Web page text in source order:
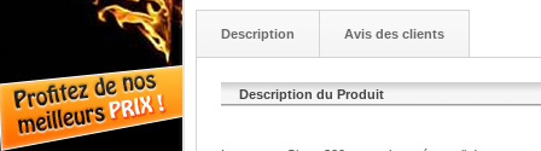
Description Avis des clients
Description du Produit